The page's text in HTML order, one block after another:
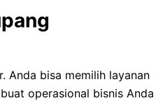
Anda bisa memilih layanan
operasional bisnis Anda